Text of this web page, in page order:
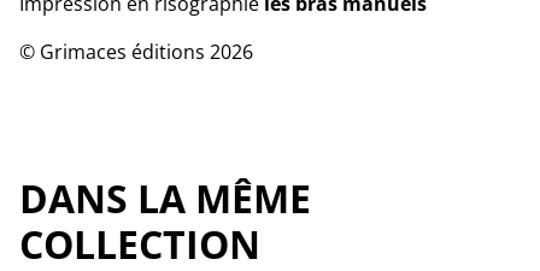
© Grimaces éditions 2026
DANS LA MÊME
COLLECTION